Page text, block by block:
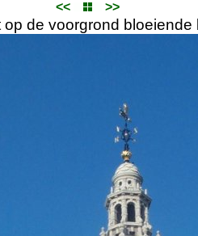
<< >>
op de voorgrond bloeiende